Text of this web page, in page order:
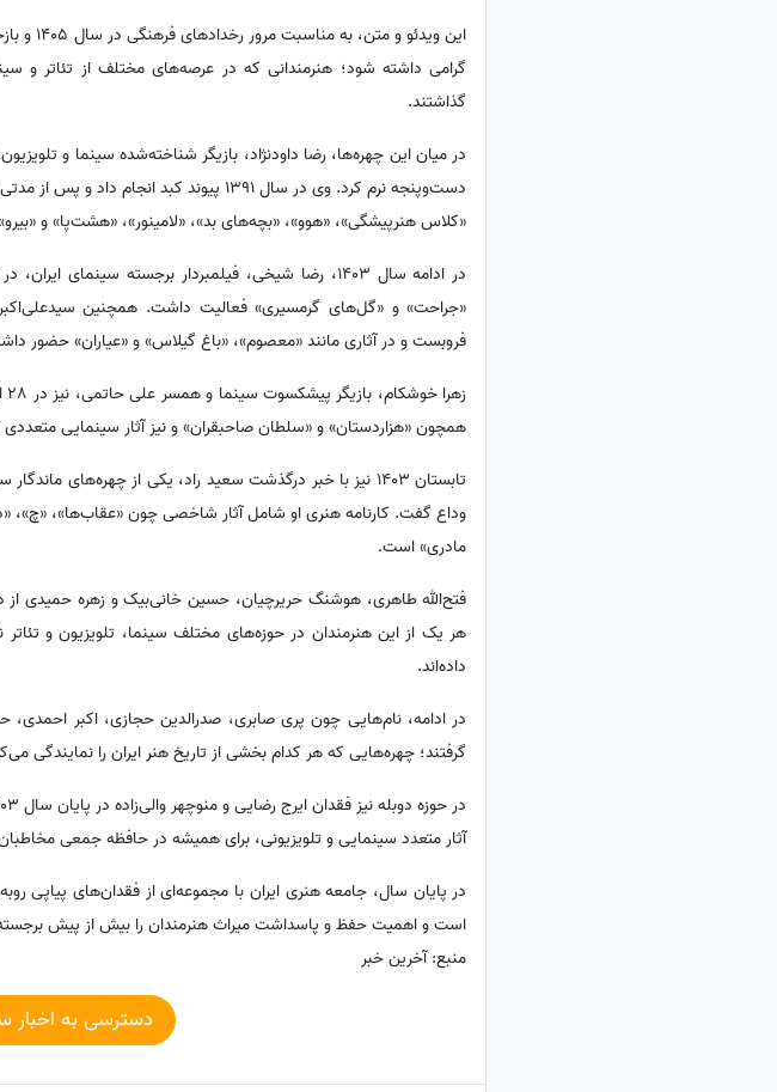
گرامی داشته شود؛ هنرمندانی که در عرصه‌های مختلف از تئاتر و
گذاشتند.
دست‌وپنجه نرم کرد. وی در سال 1391 پیوند کبد انجام داد و پس از مدتی به فعالیت هنری بازگشت.
«کلاس هنرپیشگی»، «هوو»، «بچه‌های بد»، «لامینور»، «هشت‌پا» و
فروبست و در آثاری مانند «معصوم»، «باغ گیلاس» و «عیاران» حضور
همچون «هزاردستان» و «سلطان صاحبقران» و نیز آثار سینمایی
وداع گفت. کارنامه هنری او شامل آثار شاخصی چون «عقاب‌ها»، «چ»،
مادری» است.
هر یک از این هنرمندان در حوزه‌های مختلف سینما، تلویزیون و
داده‌اند.
در ادامه، نام‌هایی چون پری صابری، صدرالدین حجازی، اکبر
گرفتند؛ چهره‌هایی که هر کدام بخشی از تاریخ هنر ایران را نمایندگی
آثار متعدد سینمایی و تلویزیونی، برای همیشه در حافظه جمعی
در پایان سال، جامعه هنری ایران با مجموعه‌ای از فقدان‌های پیاپی
است و اهمیت حفظ و پاسداشت میراث هنرمندان را بیش از پیش
منبع: آخرین خبر
دسترسی به اخبار